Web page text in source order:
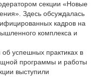
секции «Новые
Здесь обсуждалась
кадров на
комплекса и
об успешных практиках в
программы и работы
выступили